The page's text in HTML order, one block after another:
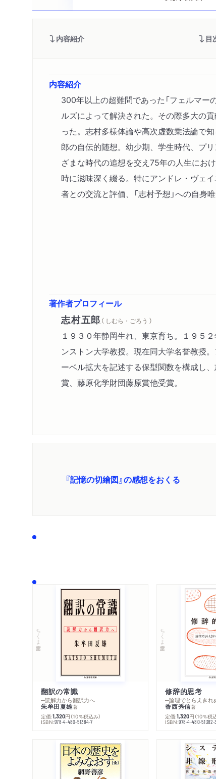
内容紹介 目
内容紹介
300年以上の超難問であった「フェルマー
ルズによって解決された。その際多大の貢
った。志村多様体論や高次虚数乗法論で
郎の自伝的随想。幼少期、学生時代、プ
ざまな時代の追想を交え75年の人生にお
時に滋味深く綴る。特にアンドレ・ヴェ
者との交流と評価、「志村予想」への自身
著作者プロフィール
志村五郎 （ しむら・ごろう ）
１９３０年静岡生れ、東京育ち。１９５
ンストン大学教授。現在同大学名誉教授
ーベル拡大を記述する保型関数を構成し、
賞、藤原化学財団藤原賞他受賞。
『記憶の切繪図』の感想をおくる
ちくま学芸文庫
翻訳の常識
─読解力から翻訳力へ
朱牟田夏雄著
定価:1,320円 （10％税込み）
ISBN:978-4-480-51384-7
ちくま学芸文庫
修辞的思考
─論理でとらえきれ
香西秀信著
定価:1,320円 （10％税
ISBN:978-4-480-51382-3